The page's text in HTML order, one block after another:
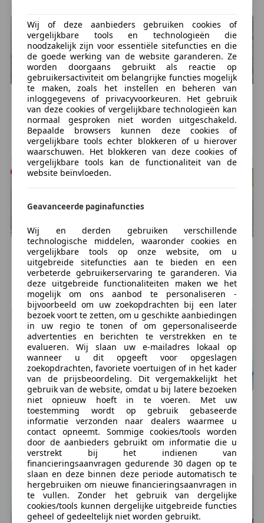
terecht. Kijk voor de voorwaarden op de verhuursite.
Kom eens langs in onze mooie en zeer complete
showroom. En .. de koffie staat klaar.
Meer informatie
Modeljaar:2026
PeugeotMetropolis
€ 5.745
36.687 km, 03/2017
SLAGHAREN, NL
PeugeotMetropolis
€ 8.600
5.460 km, 03/2023
Rotterdam, NL
PeugeotMetropolis
€ 5.790
23.000 km, 08/2018
GOES, NL
PeugeotMetropolis
€ 8.500
6.888 km, 07/2022
Wageningen, NL
Peugeot Metropolis
€ 4.945
33.735 km, 06/2017
TEUGE, NL
PeugeotMetropolis
€ 5.240
16.313 km, 06/2015
AMSTERDAM, NL
Wij of deze aanbieders gebruiken cookies of
vergelijkbare tools en technologieën die
noodzakelijk zijn voor essentiële sitefuncties en die
de goede werking van de website garanderen. Ze
worden doorgaans gebruikt als reactie op
gebruikersactiviteit om belangrijke functies mogelijk
te maken, zoals het instellen en beheren van
inloggegevens of privacyvoorkeuren. Het gebruik
van deze cookies of vergelijkbare technologieën kan
normaal gesproken niet worden uitgeschakeld.
Bepaalde browsers kunnen deze cookies of
vergelijkbare tools echter blokkeren of u hierover
waarschuwen. Het blokkeren van deze cookies of
vergelijkbare tools kan de functionaliteit van de
website beïnvloeden.
Geavanceerde paginafuncties
Wij en derden gebruiken verschillende
technologische middelen, waaronder cookies en
vergelijkbare tools op onze website, om u
uitgebreide sitefuncties aan te bieden en een
verbeterde gebruikerservaring te garanderen. Via
deze uitgebreide functionaliteiten maken we het
mogelijk om ons aanbod te personaliseren -
bijvoorbeeld om uw zoekopdrachten bij een later
bezoek voort te zetten, om u geschikte aanbiedingen
in uw regio te tonen of om gepersonaliseerde
advertenties en berichten te verstrekken en te
evalueren. Wij slaan uw e-mailadres lokaal op
wanneer u dit opgeeft voor opgeslagen
zoekopdrachten, favoriete voertuigen of in het kader
van de prijsbeoordeling. Dit vergemakkelijkt het
gebruik van de website, omdat u bij latere bezoeken
niet opnieuw hoeft in te voeren. Met uw
toestemming wordt op gebruik gebaseerde
informatie verzonden naar dealers waarmee u
contact opneemt. Sommige cookies/tools worden
door de aanbieders gebruikt om informatie die u
verstrekt bij het indienen van
financieringsaanvragen gedurende 30 dagen op te
slaan en deze binnen deze periode automatisch te
hergebruiken om nieuwe financieringsaanvragen in
te vullen. Zonder het gebruik van dergelijke
cookies/tools kunnen dergelijke uitgebreide functies
geheel of gedeeltelijk niet worden gebruikt.